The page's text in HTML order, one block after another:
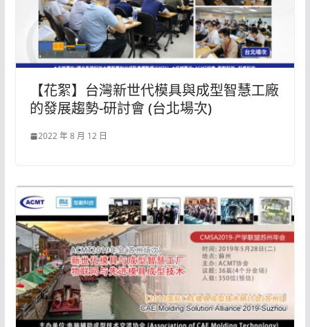
【花絮】台灣新世代模具與成型智慧工廠
的發展趨勢-研討會 (台北場次)
2022 年 8 月 12 日